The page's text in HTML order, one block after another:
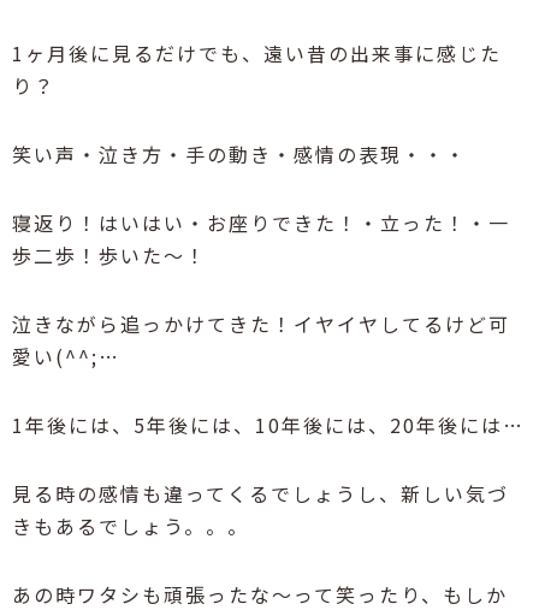
1ヶ月後に見るだけでも、遠い昔の出来事に感じた
り？
笑い声・泣き方・手の動き・感情の表現・・・
寝返り！はいはい・お座りできた！・立った！・一
歩二歩！歩いた～！
泣きながら追っかけてきた！イヤイヤしてるけど可
愛い(^^;…
1年後には、5年後には、10年後には、20年後には…
見る時の感情も違ってくるでしょうし、新しい気づ
きもあるでしょう。。。
あの時ワタシも頑張ったな～って笑ったり、もしか